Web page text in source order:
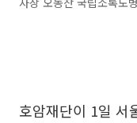
호암재단이 1일 서